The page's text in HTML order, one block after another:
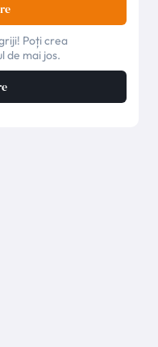
Poți crea
de mai jos.